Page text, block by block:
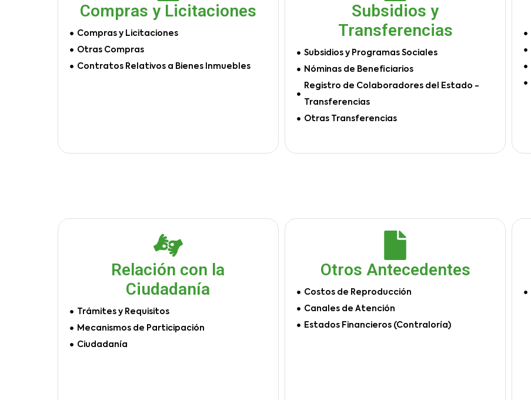
Compras y Licitaciones
Compras y Licitaciones
Otras Compras
Contratos Relativos a Bienes Inmuebles
Subsidios y
Transferencias
Subsidios y Programas Sociales
Nóminas de Beneficiarios
Registro de Colaboradores del Estado -
Transferencias
Otras Transferencias
Relación con la
Ciudadanía
Trámites y Requisitos
Mecanismos de Participación
Ciudadanía
Otros Antecedentes
Costos de Reproducción
Canales de Atención
Estados Financieros (Contraloría)